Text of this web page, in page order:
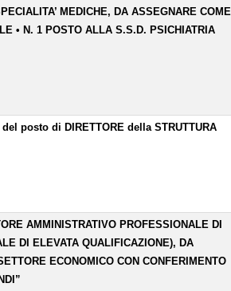
MEDICHE, DA ASSEGNARE COME
• N. 1 POSTO ALLA S.S.D. PSICHIATRIA
posto di DIRETTORE della STRUTTURA
AMMINISTRATIVO PROFESSIONALE DI
DI ELEVATA QUALIFICAZIONE), DA
ECONOMICO CON CONFERIMENTO